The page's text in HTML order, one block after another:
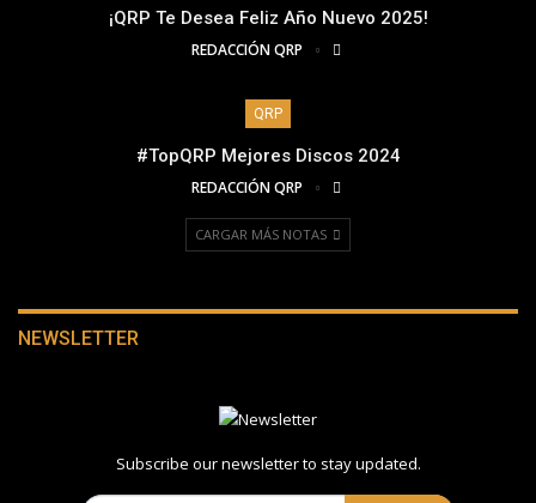
¡QRP Te Desea Feliz Año Nuevo 2025!
REDACCIÓN QRP
QRP
#TopQRP Mejores Discos 2024
REDACCIÓN QRP
CARGAR MÁS NOTAS
NEWSLETTER
Subscribe our newsletter to stay updated.